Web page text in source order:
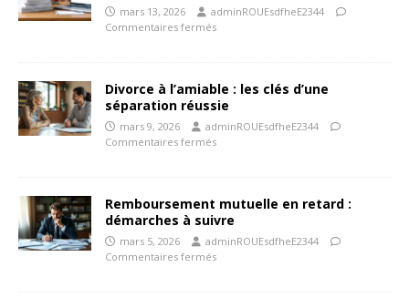
mars 13, 2026
adminROUEsdfheE2344
Commentaires fermés
Divorce à l’amiable : les clés d’une
séparation réussie
mars 9, 2026
adminROUEsdfheE2344
Commentaires fermés
Remboursement mutuelle en retard :
démarches à suivre
mars 5, 2026
adminROUEsdfheE2344
Commentaires fermés